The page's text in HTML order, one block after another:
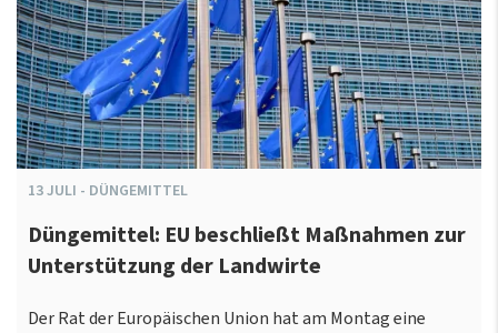
13JULI - DÜNGEMITTEL
Düngemittel: EU beschließt Maßnahmen zur
Unterstützung der Landwirte
Der Rat der Europäischen Union hat am Montag eine